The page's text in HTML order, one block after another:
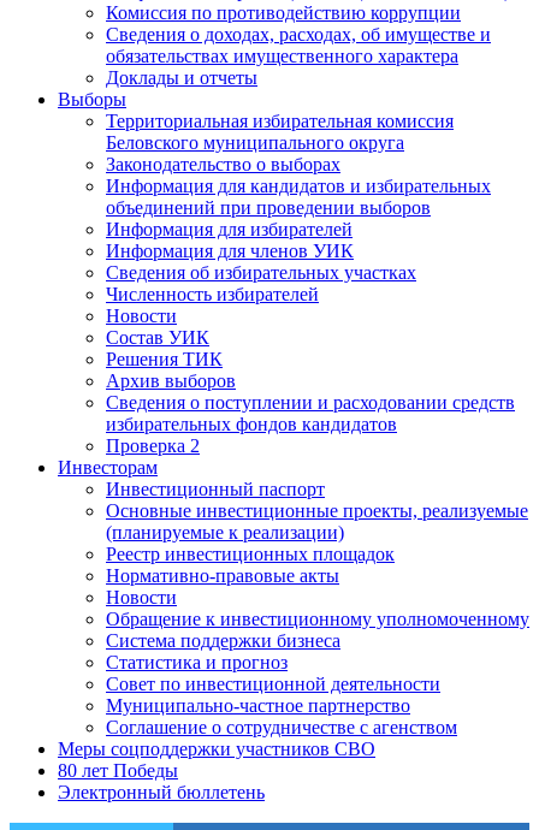
Комиссия по противодействию коррупции
Сведения о доходах, расходах, об имуществе и
обязательствах имущественного характера
Доклады и отчеты
Выборы
Территориальная избирательная комиссия
Беловского муниципального округа
Законодательство о выборах
Информация для кандидатов и избирательных
объединений при проведении выборов
Информация для избирателей
Информация для членов УИК
Сведения об избирательных участках
Численность избирателей
Новости
Состав УИК
Решения ТИК
Архив выборов
Сведения о поступлении и расходовании средств
избирательных фондов кандидатов
Проверка 2
Инвесторам
Инвестиционный паспорт
Основные инвестиционные проекты, реализуемые
(планируемые к реализации)
Реестр инвестиционных площадок
Нормативно-правовые акты
Новости
Обращение к инвестиционному уполномоченному
Система поддержки бизнеса
Статистика и прогноз
Совет по инвестиционной деятельности
Муниципально-частное партнерство
Соглашение о сотрудничестве с агенством
Меры соцподдержки участников СВО
80 лет Победы
Электронный бюллетень